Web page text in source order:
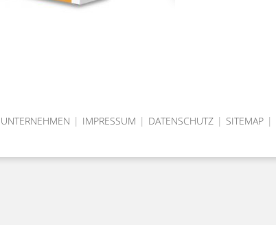
UNTERNEHMEN | IMPRESSUM | DATENSCHUTZ | SITEMAP |